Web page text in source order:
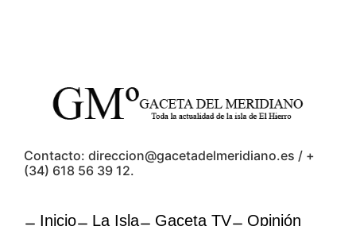
Contacto: direccion@gacetadelmeridiano.es / +
(34) 618 56 39 12.
Inicio La Isla Gaceta TV
Opinión